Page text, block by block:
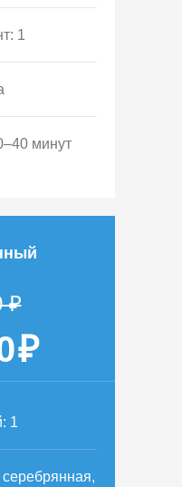
1
минут
₽
₽
1
серебрянная,